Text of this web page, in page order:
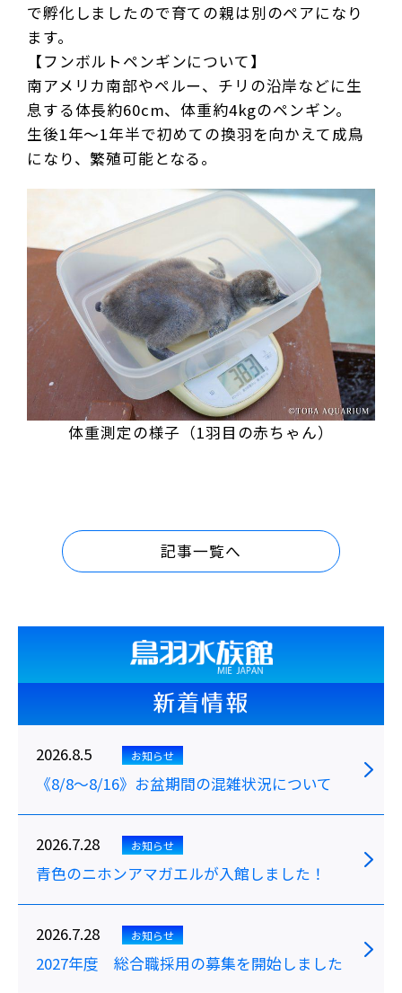
で孵化しましたので育ての親は別のペアになり
ます。
【フンボルトペンギンについて】
南アメリカ南部やペルー、チリの沿岸などに生
息する体長約60cm、体重約4kgのペンギン。
生後1年～1年半で初めての換羽を向かえて成鳥
になり、繁殖可能となる。
体重測定の様子（1羽目の赤ちゃん）
記事一覧へ
新着情報
2026.8.5 お知らせ
《8/8～8/16》お盆期間の混雑状況について
2026.7.28 お知らせ
青色のニホンアマガエルが入館しました！
2026.7.28 お知らせ
2027年度 総合職採用の募集を開始しました